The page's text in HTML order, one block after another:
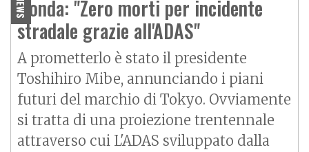
NEWS
Honda: "Zero morti per incidente
stradale grazie all'ADAS"
A prometterlo è stato il presidente
Toshihiro Mibe, annunciando i piani
futuri del marchio di Tokyo. Ovviamente
si tratta di una proiezione trentennale
attraverso cui L'ADAS sviluppato dalla